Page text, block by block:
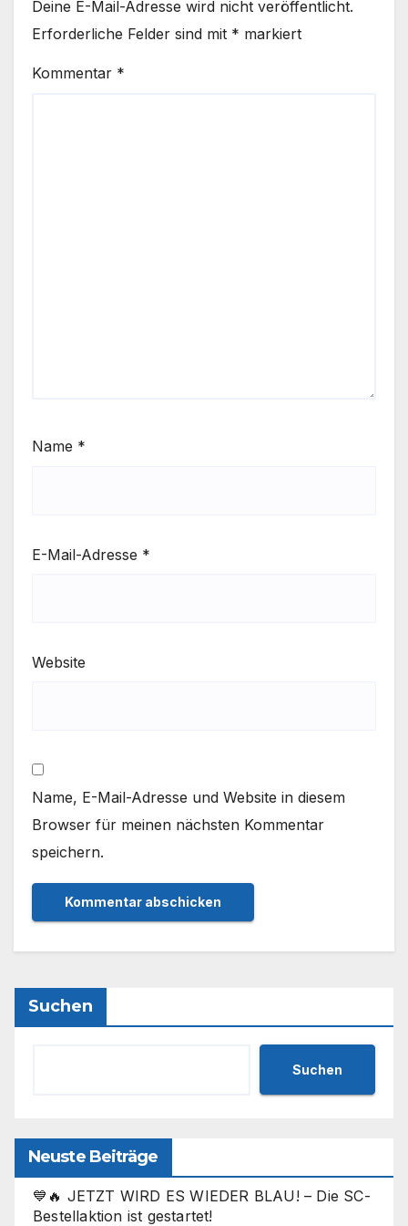
Deine E-Mail-Adresse wird nicht veröffentlicht.
Erforderliche Felder sind mit * markiert
Kommentar *
Name *
E-Mail-Adresse *
Website
Name, E-Mail-Adresse und Website in diesem
Browser für meinen nächsten Kommentar
speichern.
Suchen
Suchen
Neuste Beiträge
💙🔥 JETZT WIRD ES WIEDER BLAU! – Die SC-
Bestellaktion ist gestartet!